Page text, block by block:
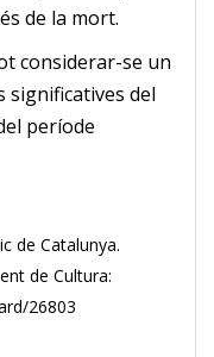
de la mort.
considerar-se un
significatives del
període
de Catalunya.
de Cultura:
26803